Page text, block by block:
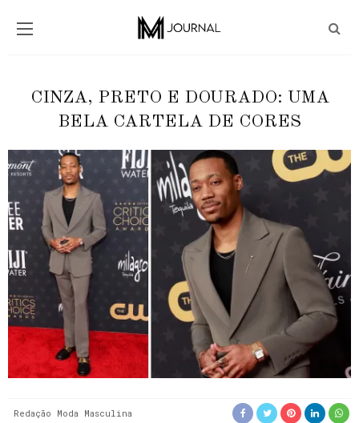
CINZA, PRETO E DOURADO: UMA
BELA CARTELA DE CORES
Redação Moda Masculina